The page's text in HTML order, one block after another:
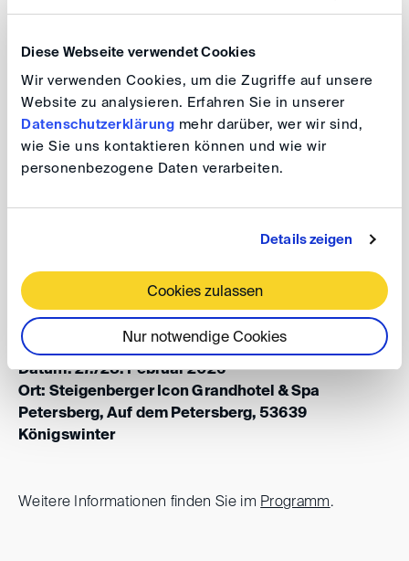
Diese Webseite verwendet Cookies
Wir verwenden Cookies, um die Zugriffe auf unsere
Website zu analysieren. Erfahren Sie in unserer
Datenschutzerklärung mehr darüber, wer wir sind,
wie Sie uns kontaktieren können und wie wir
personenbezogene Daten verarbeiten.
Details zeigen
Cookies zulassen
Nur notwendige Cookies
Experten und Kollegen auf hohem Niveau
auszutauschen. Profitieren Sie von wertvollen
Erfahrungen und knüpfen Sie beim festlichen
Abendessen am Vortrag mit Dinner Speech wichtige
Kontakte.
Haftungsvermeidung in M&A-
Transaktionen
Datum: 27./28. Februar 2026
Ort: Steigenberger Icon Grandhotel & Spa
Petersberg, Auf dem Petersberg, 53639
Königswinter
Weitere Informationen finden Sie im Programm.